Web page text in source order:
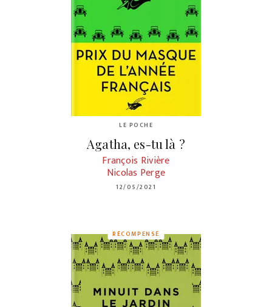
LE POCHE
Agatha, es-tu là ?
François Rivière
Nicolas Perge
12/05/2021
RÉCOMPENSÉ